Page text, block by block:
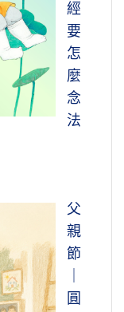
經
要
怎
麼
念
法
父
親
節
圓